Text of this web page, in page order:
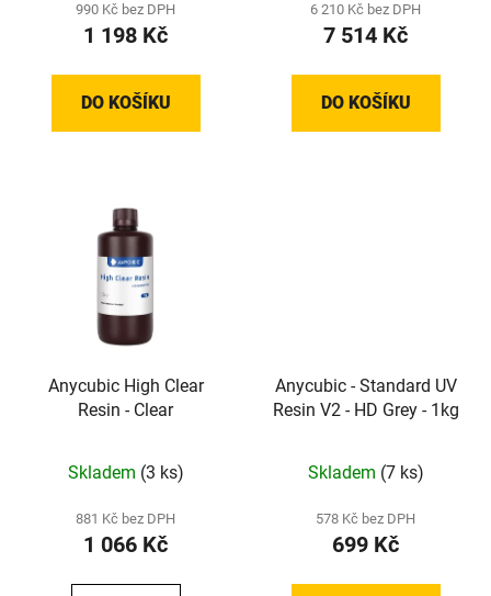
990 Kč bez DPH
1 198 Kč
DO KOŠÍKU
6 210 Kč bez DPH
7 514 Kč
DO KOŠÍKU
Anycubic High Clear
Resin - Clear
Skladem (3 ks)
881 Kč bez DPH
1 066 Kč
Anycubic - Standard UV
Resin V2 - HD Grey - 1kg
Skladem (7 ks)
578 Kč bez DPH
699 Kč